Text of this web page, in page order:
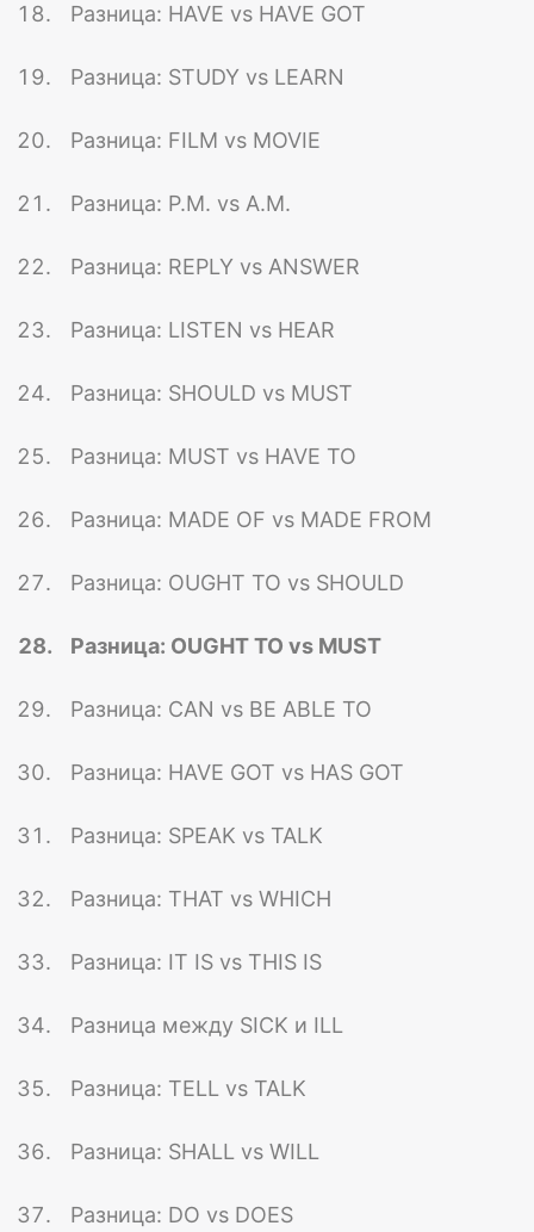
Разница: HAVE vs HAVE GOT
Разница: STUDY vs LEARN
Разница: FILM vs MOVIE
Разница: P.M. vs A.M.
Разница: REPLY vs ANSWER
Разница: LISTEN vs HEAR
Разница: SHOULD vs MUST
Разница: MUST vs HAVE TO
Разница: MADE OF vs MADE FROM
Разница: OUGHT TO vs SHOULD
Разница: OUGHT TO vs MUST
Разница: CAN vs BE ABLE TO
Разница: HAVE GOT vs HAS GOT
Разница: SPEAK vs TALK
Разница: THAT vs WHICH
Разница: IT IS vs THIS IS
Разница между SICK и ILL
Разница: TELL vs TALK
Разница: SHALL vs WILL
Разница: DO vs DOES